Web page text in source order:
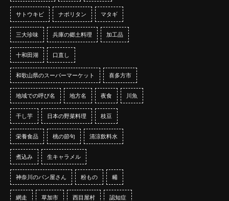
サトウキビ ナポリタン マタギ
三大珍味 兵庫の郷土料理 加工品
十和田湖 口直し
和歌山県のスーパーマーケット 喜多方市
地域での呼び名 地方名 夜食 川魚
干し芋 日本の野菜料理 枝豆
栄養食品 桃の節句 清涼飲料水
煮込み 生キャラメル
神奈川のパン屋さん 粉もの 糒
網走 草加市 西目屋村 認知症